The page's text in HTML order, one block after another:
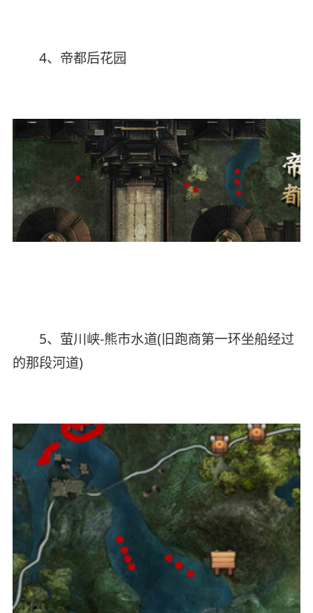
4、帝都后花园
5、萤川峡-熊市水道(旧跑商第一环坐船经过
的那段河道)